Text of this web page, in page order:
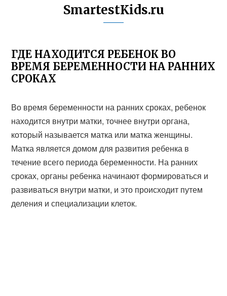
SmartestKids.ru
ГДЕ НАХОДИТСЯ РЕБЕНОК ВО
ВРЕМЯ БЕРЕМЕННОСТИ НА РАННИХ
СРОКАХ
Во время беременности на ранних сроках, ребенок
находится внутри матки, точнее внутри органа,
который называется матка или матка женщины.
Матка является домом для развития ребенка в
течение всего периода беременности. На ранних
сроках, органы ребенка начинают формироваться и
развиваться внутри матки, и это происходит путем
деления и специализации клеток.